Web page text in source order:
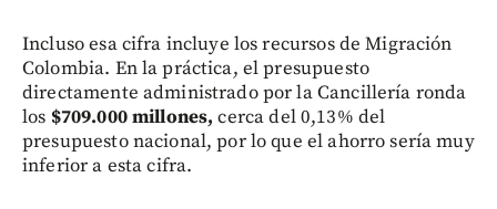
Incluso esa cifra incluye los recursos de Migración
Colombia. En la práctica, el presupuesto
directamente administrado por la Cancillería ronda
los $709.000 millones,cerca del 0,13% del
presupuesto nacional, por lo que el ahorro sería muy
inferior a esta cifra.